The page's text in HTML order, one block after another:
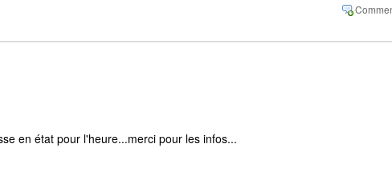
en état pour l'heure...merci pour les infos...